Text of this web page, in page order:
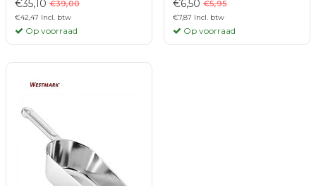
€35,10 €39,00
€42,47 Incl. btw
Op voorraad
€6,50 €5,95
€7,87 Incl. btw
Op voorraad